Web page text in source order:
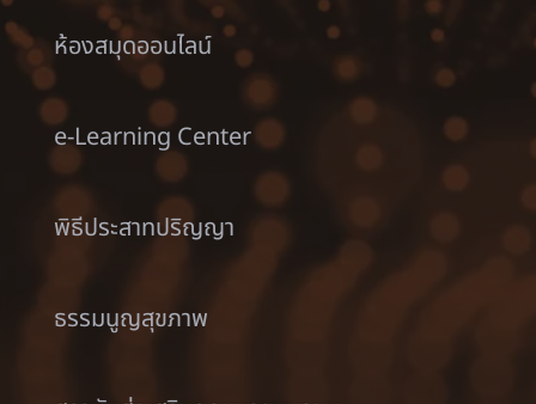
ห้องสมุดออนไลน์
e-Learning Center
พิธีประสาทปริญญา
ธรรมนูญสุขภาพ